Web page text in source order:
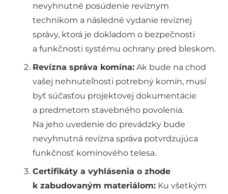
nevyhnutné posúdenie revíznym
technikom a následné vydanie revíznej
správy, ktorá je dokladom o bezpečnosti
a funkčnosti systému ochrany pred bleskom.
Revízna správa komína: Ak bude na chod
vašej nehnuteľnosti potrebný komín, musí
byť súčasťou projektovej dokumentácie
a predmetom stavebného povolenia.
Na jeho uvedenie do prevádzky bude
nevyhnutná revízna správa potvrdzujúca
funkčnosť komínového telesa.
Certifikáty a vyhlásenia o zhode
k zabudovaným materiálom: Ku všetkým